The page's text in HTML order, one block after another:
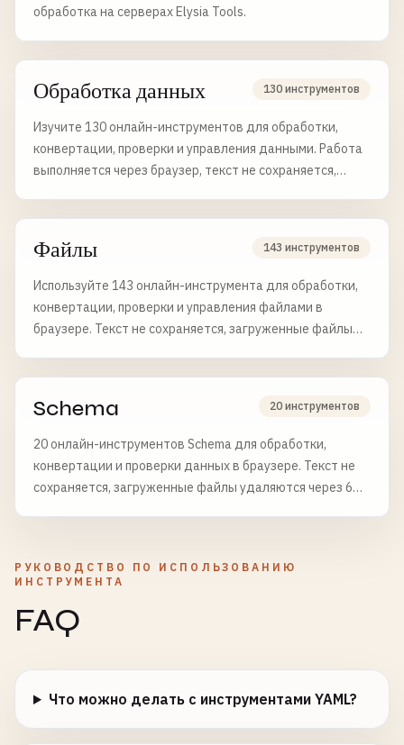
обработка на серверах Elysia Tools.
Обработка данных 130 инструментов
Изучите 130 онлайн-инструментов для обработки,
конвертации, проверки и управления данными. Работа
выполняется через браузер, текст не сохраняется,
Файлы 143 инструментов
Используйте 143 онлайн-инструмента для обработки,
конвертации, проверки и управления файлами в
браузере. Текст не сохраняется, загруженные файлы
Schema 20 инструментов
20 онлайн-инструментов Schema для обработки,
конвертации и проверки данных в браузере. Текст не
сохраняется, загруженные файлы удаляются через 6
РУКОВОДСТВО ПО ИСПОЛЬЗОВАНИЮ
ИНСТРУМЕНТА
FAQ
Что можно делать с инструментами YAML?